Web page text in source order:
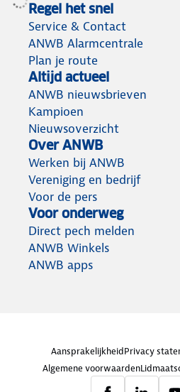
Regel het snel
Service & Contact
ANWB Alarmcentrale
Plan je route
Altijd actueel
ANWB nieuwsbrieven
Kampioen
Nieuwsoverzicht
Over ANWB
Werken bij ANWB
Vereniging en bedrijf
Voor de pers
Voor onderweg
Direct pech melden
ANWB Winkels
ANWB apps
AansprakelijkheidPrivacy
Algemene voorwaarden